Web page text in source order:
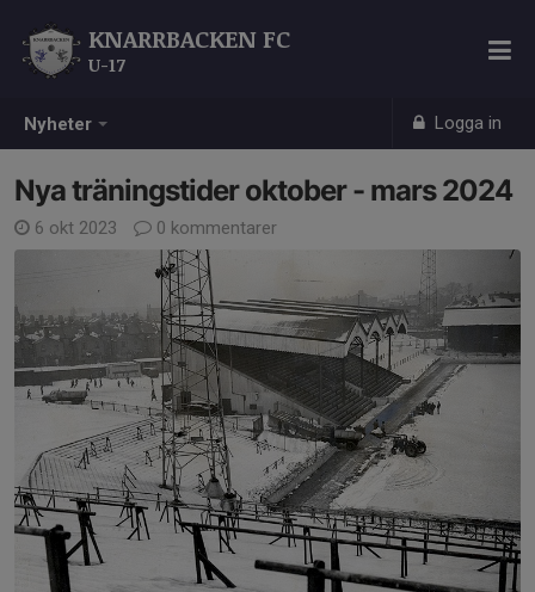
Nyheter Logga in
KNARRBACKEN FC
U-17
Nya träningstider oktober - mars 2024
6 okt 2023 0 kommentarer